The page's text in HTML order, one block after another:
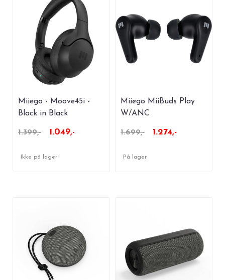
Miiego - Moove45i -
Black in Black
1.399,- 1.049,-
Ikke på lager
Miiego MiiBuds Play
W/ANC
1.699,- 1.274,-
På lager